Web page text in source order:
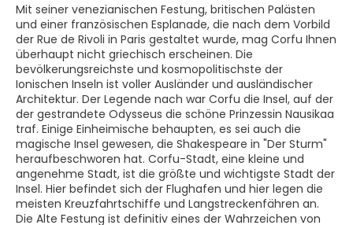
Mit seiner venezianischen Festung, britischen Palästen
und einer französischen Esplanade, die nach dem Vorbild
der Rue de Rivoli in Paris gestaltet wurde, mag Corfu Ihnen
überhaupt nicht griechisch erscheinen. Die
bevölkerungsreichste und kosmopolitischste der
Ionischen Inseln ist voller Ausländer und ausländischer
Architektur. Der Legende nach war Corfu die Insel, auf der
der gestrandete Odysseus die schöne Prinzessin Nausikaa
traf. Einige Einheimische behaupten, es sei auch die
magische Insel gewesen, die Shakespeare in "Der Sturm"
heraufbeschworen hat. Corfu-Stadt, eine kleine und
angenehme Stadt, ist die größte und wichtigste Stadt der
Insel. Hier befindet sich der Flughafen und hier legen die
meisten Kreuzfahrtschiffe und Langstreckenfähren an.
Die Alte Festung ist definitiv eines der Wahrzeichen von